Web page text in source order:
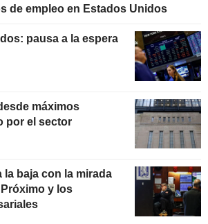
de empleo en Estados Unidos
pausa a la espera
máximos
por el sector
la baja con la mirada
y los